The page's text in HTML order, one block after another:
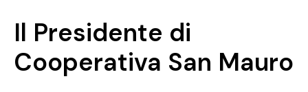
Il Presidente di
Cooperativa San Mauro